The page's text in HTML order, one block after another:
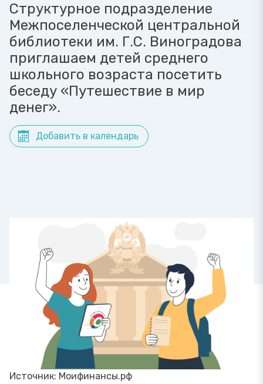
Структурное подразделение
Межпоселенческой центральной
библиотеки им. Г.С. Виноградова
приглашаем детей среднего
школьного возраста посетить
беседу «Путешествие в мир
денег».
Добавить в календарь
Источник: Моифинансы.рф